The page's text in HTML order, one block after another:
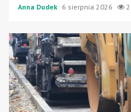
Anna Dudek 6 sierpnia 2026